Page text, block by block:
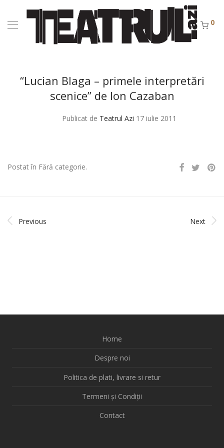
0
“Lucian Blaga – primele interpretări
scenice” de Ion Cazaban
Publicat de Teatrul Azi 17 iulie 2011
Postat în Fără categorie.
Previous Next
Home
Despre noi
Politica de plati, livrare si retur
Termeni și Condiții
Contact